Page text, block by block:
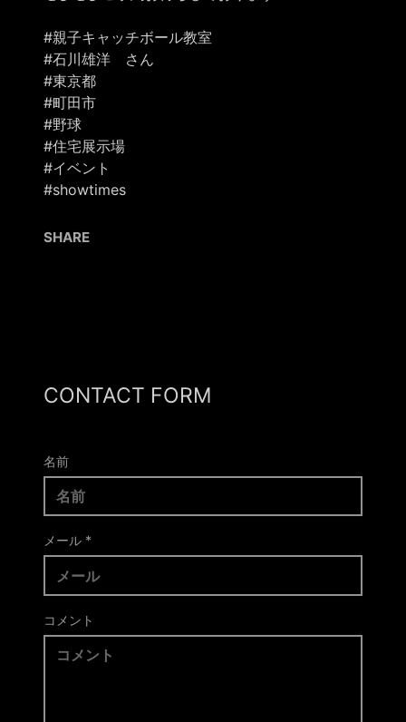
#親子キャッチボール教室
#石川雄洋 さん
#東京都
#町田市
#野球
#住宅展示場
#イベント
#showtimes
SHARE
CONTACT FORM
名前
メール *
コメント